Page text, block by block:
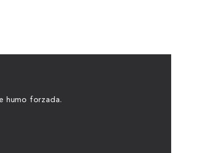
humo forzada.